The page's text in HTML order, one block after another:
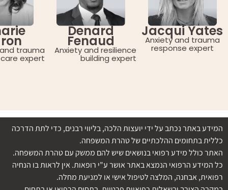
Jacqui Yates
Anxiety and trauma
response expert
Denard
Fenaud
Anxiety and resilience
building expert
trauma
expert
המידע באתר נכתב על ידי יועצות הלכה, בליווי רבנים, כדי לתת הדרכה
כללית בתחומים ההלכתיים של טהרת המשפחה.
האתר כולל מידע רפואי בנושאים שיש להם ממשק עם טהרת המשפחה.
כל המידע הרפואי הנמצא באתר אושר ע"י רופאות. אין לראות בו הנחיה
רפואית, אבחנה, המלצה לטיפול אישי או למניעת מחלה.